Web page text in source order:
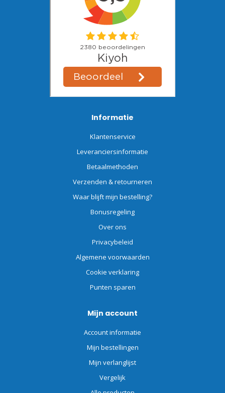
Informatie
Klantenservice
Leveranciersinformatie
Betaalmethoden
Verzenden & retourneren
Waar blijft mijn bestelling?
Bonusregeling
Over ons
Privacybeleid
Algemene voorwaarden
Cookie verklaring
Punten sparen
Mijn account
Account informatie
Mijn bestellingen
Mijn verlanglijst
Vergelijk